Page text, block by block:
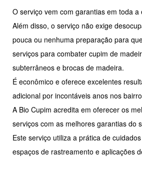
O serviço vem com garantias em toda a
Além disso, o serviço não exige
pouca ou nenhuma preparação para
serviços para combater cupim de
subterrâneos e brocas de madeira.
É econômico e oferece excelentes
adicional por incontáveis anos nos
A Bio Cupim acredita em oferecer os
serviços com as melhores garantias do
Este serviço utiliza a prática de
espaços de rastreamento e aplicações